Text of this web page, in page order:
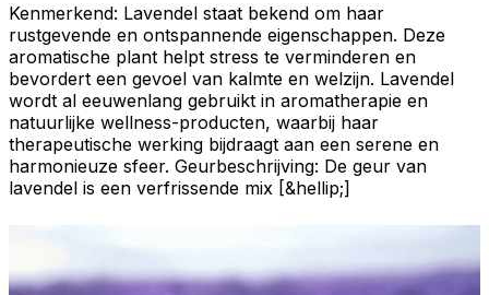
Kenmerkend: Lavendel staat bekend om haar
rustgevende en ontspannende eigenschappen. Deze
aromatische plant helpt stress te verminderen en
bevordert een gevoel van kalmte en welzijn. Lavendel
wordt al eeuwenlang gebruikt in aromatherapie en
natuurlijke wellness-producten, waarbij haar
therapeutische werking bijdraagt aan een serene en
harmonieuze sfeer. Geurbeschrijving: De geur van
lavendel is een verfrissende mix [&hellip;]